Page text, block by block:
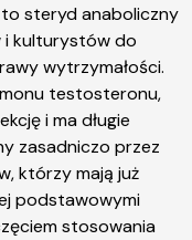
steryd anaboliczny
kulturystów do
wytrzymałości.
testosteronu,
i ma długie
zasadniczo przez
którzy mają już
podstawowymi
stosowania